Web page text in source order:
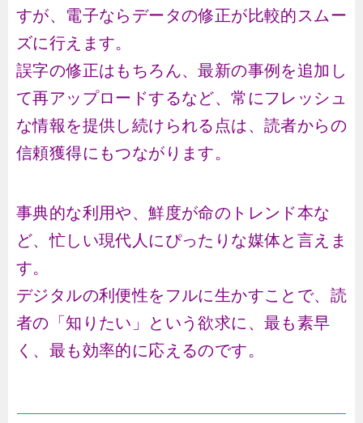
すが、電子ならデータの修正が比較的スムー
ズに行えます。
誤字の修正はもちろん、最新の事例を追加し
て再アップロードするなど、常にフレッシュ
な情報を提供し続けられる点は、読者からの
信頼獲得にもつながります。
事典的な利用や、鮮度が命のトレンド本な
ど、忙しい現代人にぴったりな媒体と言えま
す。
デジタルの利便性をフルに生かすことで、読
者の「知りたい」という欲求に、最も素早
く、最も効率的に応えるのです。